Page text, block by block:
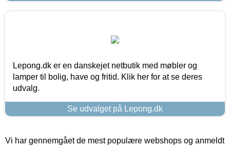
Lepong.dk er en danskejet netbutik med møbler og
lamper til bolig, have og fritid. Klik her for at se deres
udvalg.
Se udvalget på Lepong.dk
Vi har gennemgået de mest populære webshops og anmeldt